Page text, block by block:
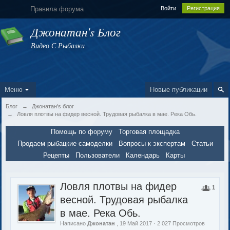
Правила форума Войти Регистрация
Джонатан's Блог
Видео С Рыбалки
Новые публикации
Меню
Блог →
Джонатан's блог
→
Ловля плотвы на фидер весной. Трудовая рыбалка в мае. Река Обь.
Помощь по форуму
Торговая площадка
Продаем рыбацкие самоделки
Вопросы к экспертам
Статьи
Рецепты
Пользователи Календарь Карты
1
Ловля плотвы на фидер
весной. Трудовая рыбалка
в мае. Река Обь.
НаписаноДжонатан , 19 Май 2017 · 2 027 Просмотров